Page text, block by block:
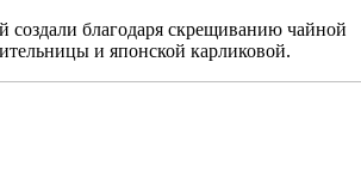
создали благодаря скрещиванию чайной
и японской карликовой.